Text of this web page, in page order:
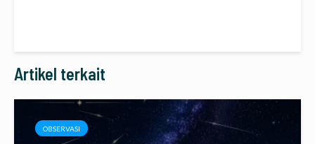
Artikel terkait
OBSERVASI